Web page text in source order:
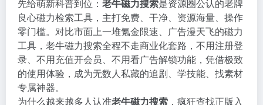
先给萌新科普到位： 老牛磁力搜索是资源圈公认的老牌
良心磁力检索工具，主打免费、干净、资源海量、操作
零门槛。对比市面上一堆氪金限速、广告漫天飞的磁力
工具，老牛磁力搜索全程不走商业化套路，不用注册登
录、不用充值开会员、不用看广告解锁功能，凭借极致
的使用体验，成为无数人私藏的追剧、学技能、找素材
专属神器。
为什么越来越多人认准老牛磁力搜索 ，疯狂查找正版入